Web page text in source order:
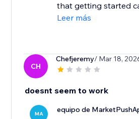
that getting started
Leer más
CH
Chefjeremy/ Mar 18,
doesnt seem to work
MA equipo de